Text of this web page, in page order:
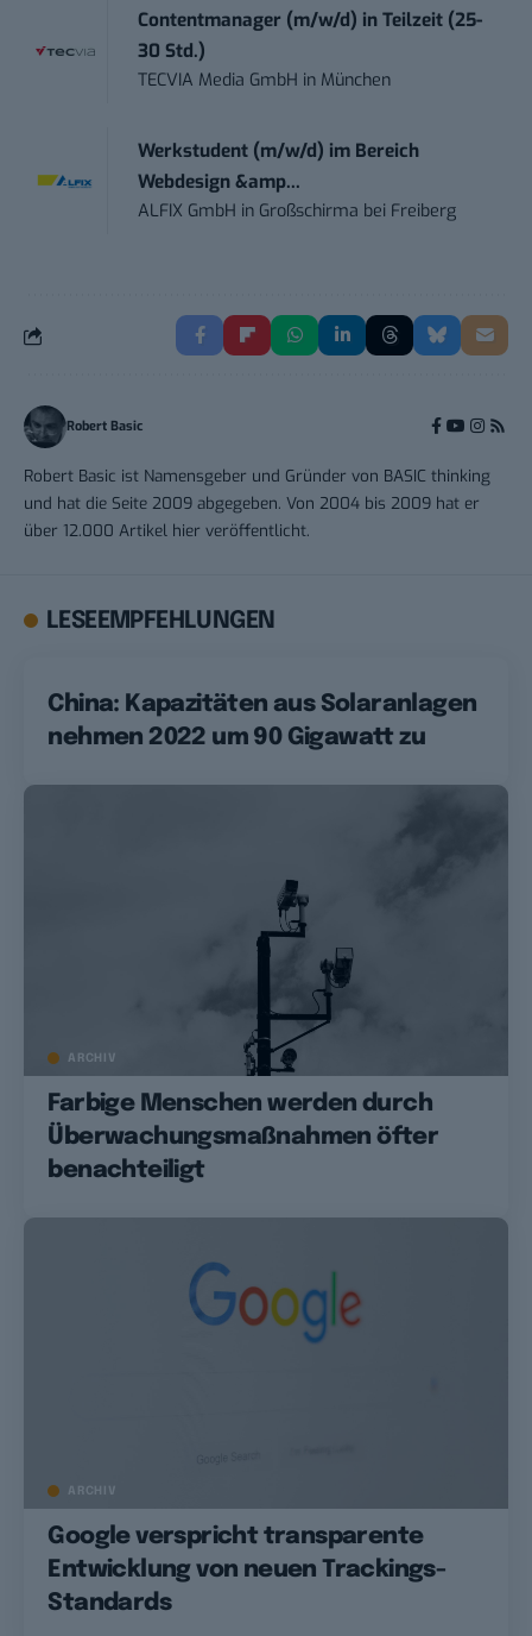
Contentmanager (m/w/d) in Teilzeit (25-
30 Std.)
TECVIA Media GmbH in München
Werkstudent (m/w/d) im Bereich
Webdesign &amp...
ALFIX GmbH in Großschirma bei Freiberg
Robert Basic
Robert Basic ist Namensgeber und Gründer von BASIC thinking
und hat die Seite 2009 abgegeben. Von 2004 bis 2009 hat er
über 12.000 Artikel hier veröffentlicht.
LESEEMPFEHLUNGEN
China: Kapazitäten aus Solaranlagen
nehmen 2022 um 90 Gigawatt zu
ARCHIV
Farbige Menschen werden durch
Überwachungsmaßnahmen öfter
benachteiligt
ARCHIV
Google verspricht transparente
Entwicklung von neuen Trackings-
Standards